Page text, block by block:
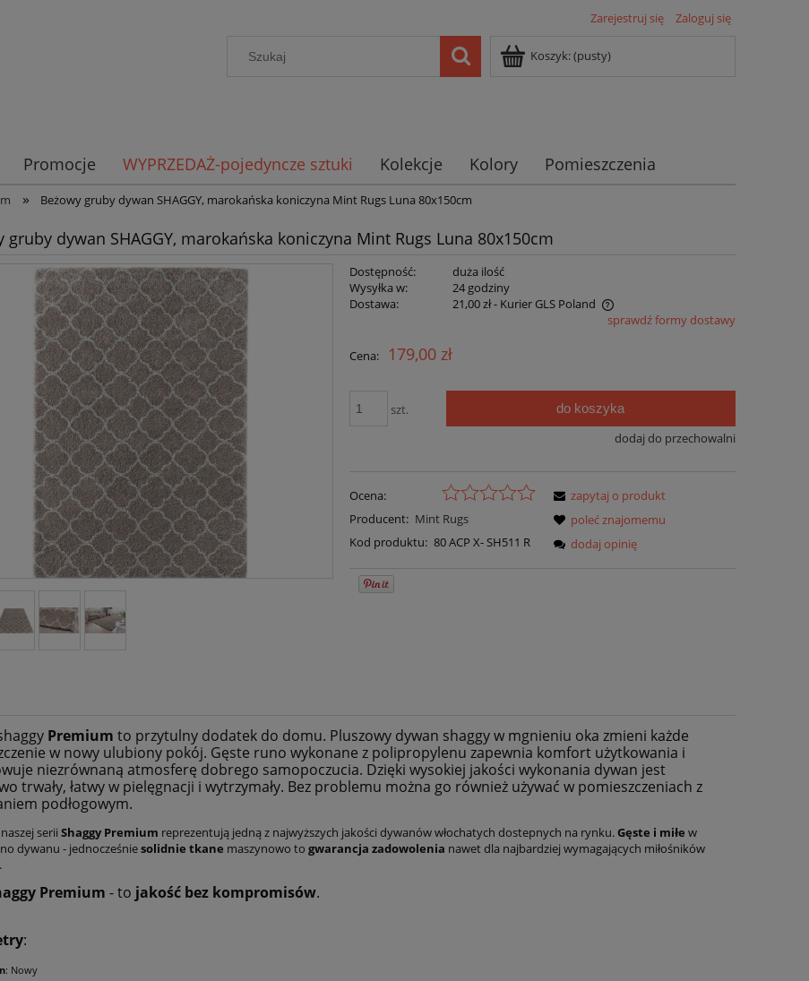
Zarejestruj się Zaloguj się
Koszyk:(pusty)
Promocje WYPRZEDAŻ-pojedyncze sztuki Kolekcje Kolory Pomieszczenia
» Beżowy gruby dywan SHAGGY, marokańska koniczyna Mint Rugs Luna 80x150cm
gruby dywan SHAGGY, marokańska koniczyna Mint Rugs Luna 80x150cm
Dostępność:
duża ilość
Wysyłka w:
24 godziny
Dostawa:
21,00 zł- Kurier GLS Poland
płatności
sprawdź formy dostawy
Cena: 179,00 zł
szt. do koszyka
dodaj do przechowalni
Ocena:
Producent: Mint Rugs
Kod produktu: 80 ACP X- SH511 R
zapytaj o produkt
poleć znajomemu
dodaj opinię
Premium to przytulny dodatek do domu. Pluszowy dywan shaggy w mgnieniu oka zmieni każde
w nowy ulubiony pokój. Gęste runo wykonane z polipropylenu zapewnia komfort użytkowania i
niezrównaną atmosferę dobrego samopoczucia. Dzięki wysokiej jakości wykonania dywan jest
trwały, łatwy w pielęgnacji i wytrzymały. Bez problemu można go również używać w pomieszczeniach z
podłogowym.
serii Shaggy Premium reprezentują jedną z najwyższych jakości dywanów włochatych dostepnych na rynku.Gęste i miłe w
dywanu - jednocześniesolidnie tkane maszynowo to gwarancja zadowolenia nawet dla najbardziej wymagających miłośników
Premium - to jakość bez kompromisów.
:
: Nowy